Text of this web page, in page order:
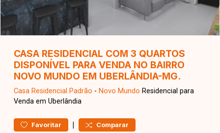
CASA RESIDENCIAL COM 3 QUARTOS
DISPONÍVEL PARA VENDA NO BAIRRO
NOVO MUNDO EM UBERLÂNDIA-MG.
Casa Residencial Padrão - Novo Mundo Residencial para
Venda em Uberlândia
Favoritar | Comparar